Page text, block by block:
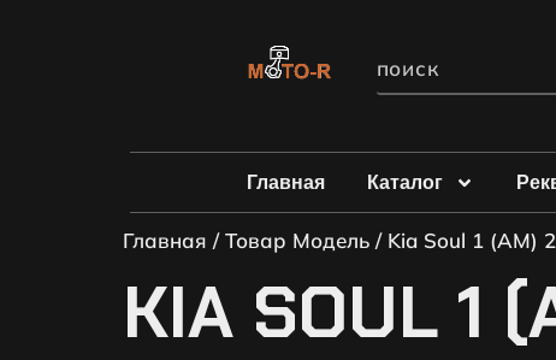
Главная Каталог
Главная / Товар Модель / Kia Soul 1 (AM)
KIA SOUL 1